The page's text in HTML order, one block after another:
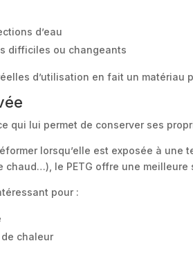
d’eau
difficiles ou changeants
d’utilisation en fait un
qui lui permet de conserver ses
lorsqu’elle est exposée à
chaud…), le PETG offre une meilleure
pour :
chaleur